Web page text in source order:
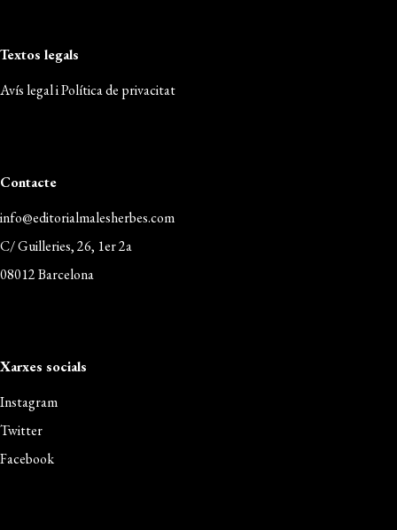
Textos legals
Avís legal i Política de privacitat
Contacte
info@editorialmalesherbes.com
C/ Guilleries, 26, 1er 2a
08012 Barcelona
Xarxes socials
Instagram
Twitter
Facebook